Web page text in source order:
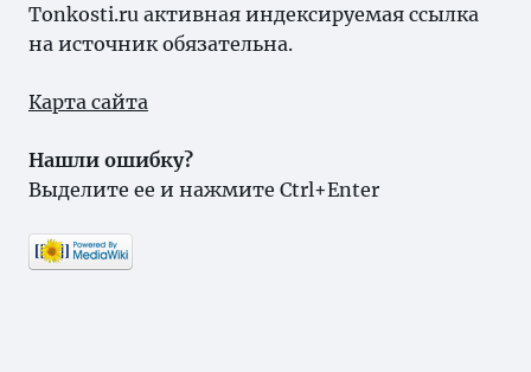
Tonkosti.ru активная индексируемая ссылка
на источник обязательна.
Карта сайта
Нашли ошибку?
Выделите ее и нажмите Ctrl+Enter